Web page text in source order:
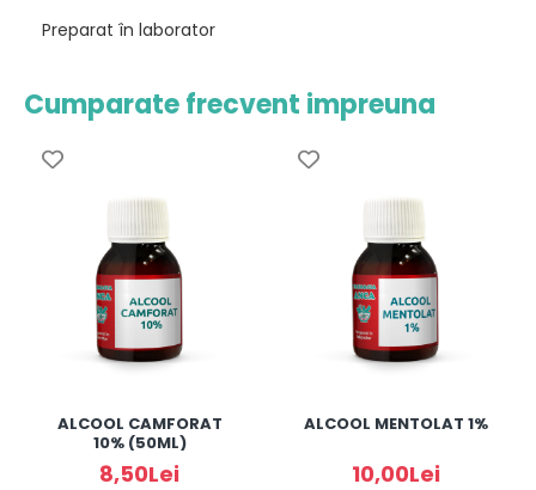
Preparat în laborator
Cumparate frecvent impreuna
ALCOOL CAMFORAT
10% (50ML)
8,50Lei
ALCOOL MENTOLAT 1%
10,00Lei